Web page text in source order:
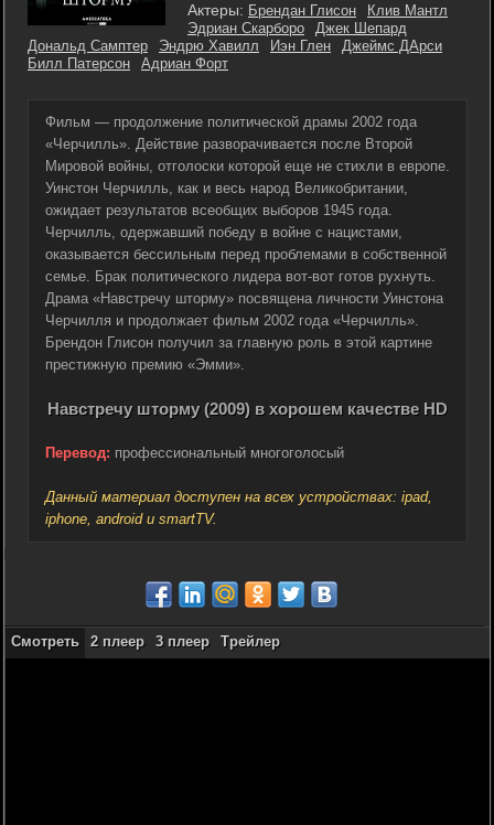
Актеры: Брендан Глисон
Клив Мантл
Эдриан Скарборо
Джек Шепард
Дональд Самптер
Эндрю Хавилл Иэн Глен
Джеймс ДАрси
Билл Патерсон
Адриан Форт
Фильм — продолжение политической драмы 2002 года
«Черчилль». Действие разворачивается после Второй
Мировой войны, отголоски которой еще не стихли в европе.
Уинстон Черчилль, как и весь народ Великобритании,
ожидает результатов всеобщих выборов 1945 года.
Черчилль, одержавший победу в войне с нацистами,
оказывается бессильным перед проблемами в собственной
семье. Брак политического лидера вот-вот готов рухнуть.
Драма «Навстречу шторму» посвящена личности Уинстона
Черчилля и продолжает фильм 2002 года «Черчилль».
Брендон Глисон получил за главную роль в этой картине
престижную премию «Эмми».
Навстречу шторму (2009) в хорошем качестве HD
Перевод: профессиональный многоголосый
Данный материал доступен на всех устройствах: ipad,
iphone, android и smartTV.
Смотреть 2 плеер 3 плеер Трейлер